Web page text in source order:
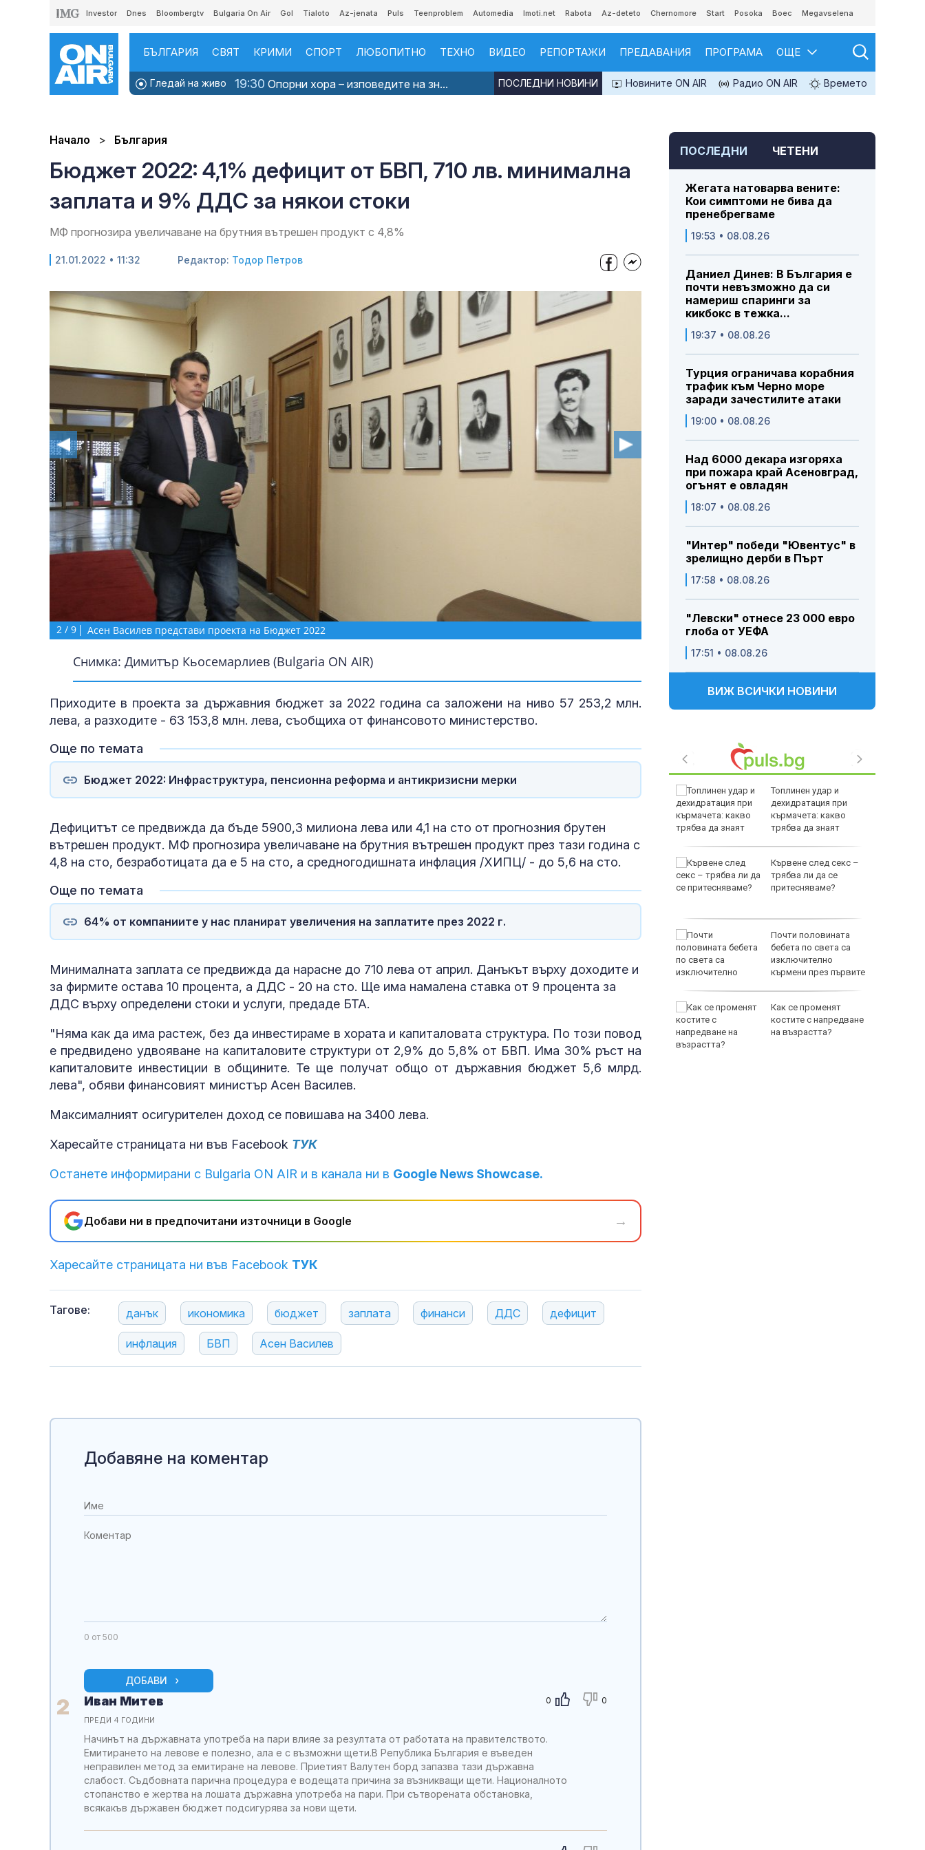
Investor Dnes Bloombergtv Bulgaria On Air Gol Tialoto Az-jenata Puls Teenproblem Automedia Imoti.net Rabota Az-deteto Chernomore Start Posoka Boec Megavselena
БЪЛГАРИЯ СВЯТ КРИМИ СПОРТ ЛЮБОПИТНО ТЕХНО ВИДЕО РЕПОРТАЖИ ПРЕДАВАНИЯ ПРОГРАМА ОЩЕ
Гледай на живо 19:30 Опорни хора – изповедите на зн... Новините ON AIR Радио ON AIR Времето
ПОСЛЕДНИ НОВИНИ
Начало България
Бюджет 2022: 4,1% дефицит от БВП, 710 лв. минимална
заплата и 9% ДДС за някои стоки
МФ прогнозира увеличаване на брутния вътрешен продукт с 4,8%
21.01.2022 • 11:32 Редактор: Тодор Петров
2 / 9 Асен Василев представи проекта на Бюджет 2022
Снимка: Димитър Кьосемарлиев (Bulgaria ON AIR)
Приходите в проекта за държавния бюджет за 2022 година са заложени на ниво 57 253,2 млн.
лева, а разходите - 63 153,8 млн. лева, съобщиха от финансовото министерство.
Още по темата
Бюджет 2022: Инфраструктура, пенсионна реформа и антикризисни мерки
Дефицитът се предвижда да бъде 5900,3 милиона лева или 4,1 на сто от прогнозния брутен
вътрешен продукт. МФ прогнозира увеличаване на брутния вътрешен продукт през тази година с
4,8 на сто, безработицата да е 5 на сто, а средногодишната инфлация /ХИПЦ/ - до 5,6 на сто.
Още по темата
64% от компаниите у нас планират увеличения на заплатите през 2022 г.
Минималната заплата се предвижда да нарасне до 710 лева от април. Данъкът върху доходите и
за фирмите остава 10 процента, а ДДС - 20 на сто. Ще има намалена ставка от 9 процента за
ДДС върху определени стоки и услуги, предаде БТА.
"Няма как да има растеж, без да инвестираме в хората и капиталовата структура. По този повод
е предвидено удвояване на капиталовите структури от 2,9% до 5,8% от БВП. Има 30% ръст на
капиталовите инвестиции в общините. Те ще получат общо от държавния бюджет 5,6 млрд.
лева", обяви финансовият министър Асен Василев.
Максималният осигурителен доход се повишава на 3400 лева.
Харесайте страницата ни във Facebook ТУК
Останете информирани с Bulgaria ON AIR и в канала ни в Google News Showcase.
Добави ни в предпочитани източници в Google →
Харесайте страницата ни във Facebook ТУК
Тагове: данък икономика бюджет заплата финанси ДДС дефицит
инфлация БВП Асен Василев
ПОСЛЕДНИ ЧЕТЕНИ
Жегата натоварва вените:
Кои симптоми не бива да
пренебрегваме
19:53 • 08.08.26
Даниел Динев: В България е
почти невъзможно да си
намериш спаринги за
кикбокс в тежка...
19:37 • 08.08.26
Турция ограничава корабния
трафик към Черно море
заради зачестилите атаки
19:00 • 08.08.26
Над 6000 декара изгоряха
при пожара край Асеновград,
огънят е овладян
18:07 • 08.08.26
"Интер" победи "Ювентус" в
зрелищно дерби в Пърт
17:58 • 08.08.26
"Левски" отнесе 23 000 евро
глоба от УЕФА
17:51 • 08.08.26
ВИЖ ВСИЧКИ НОВИНИ
Последен ден на
Потребители усещат
Убийство след семеен
Странско
украинци губят
домовете си в
окупираните територии
Топлинен удар и
дехидратация при
кърмачета: какво
трябва да знаят
Кървене след секс –
трябва ли да се
притесняваме?
Почти половината
бебета по света са
изключително
кърмени през първите
Как се променят
костите с напредване
на възрастта?
Добавяне на коментар
0 от 500
ДОБАВИ
2 0 0
Иван Митев
ПРЕДИ 4 ГОДИНИ
Начинът на държавната употреба на пари влияе за резултата от работата на правителството.
Емитирането на левове е полезно, ала е с възможни щети.В Република България е въведен
неправилен метод за емитиране на левове. Приетият Валутен борд запазва тази държавна
слабост. Съдбовната парична процедура е водещата причина за възникващи щети. Националното
стопанство е жертва на лошата държавна употреба на пари. При сътворената обстановка,
всякакъв държавен бюджет подсигурява за нови щети.